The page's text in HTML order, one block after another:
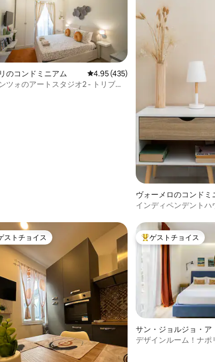
星中4.83つ星の平均評価
のコンドミニアム レビュー435件、5つ星中4.95つ星の
4.95 (435)
ツォのアートスタジオ2 - トリブナ
ヴォーメロのコンドミ
インディペンデントハ
星中4.95つ星の平均評価
評のゲストチョイスです。
ストチョイス 大好評のゲストチョイ
ゲストチョイス
サン・ジョルジョ・ア
マーノのコンドミニア
デザインルーム！ナポ